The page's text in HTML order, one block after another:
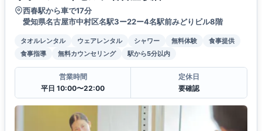
西春駅から車で17分
愛知県名古屋市中村区名駅3ー22ー4名駅前みどりビル8階
タオルレンタル ウェアレンタル シャワー 無料体験
食事提供
食事指導
無料カウンセリング 駅から5分以内
営業時間
平日 10:00〜22:00
定休日
要確認